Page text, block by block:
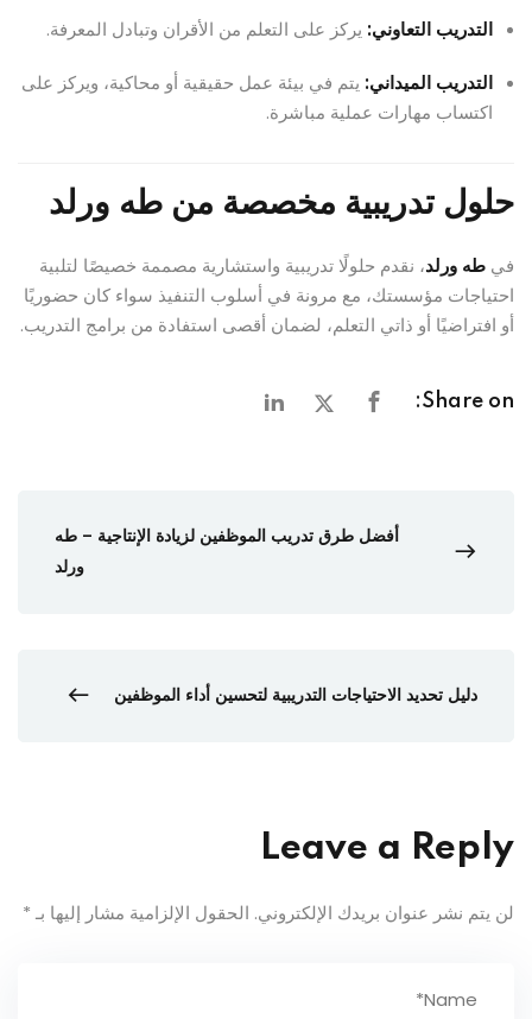
التدريب التعاوني: يركز على التعلم من الأقران وتبادل المعرفة.
التدريب الميداني: يتم في بيئة عمل حقيقية أو محاكية، ويركز على
اكتساب مهارات عملية مباشرة.
حلول تدريبية مخصصة من طه ورلد
في طه ورلد، نقدم حلولًا تدريبية واستشارية مصممة خصيصًا لتلبية
احتياجات مؤسستك، مع مرونة في أسلوب التنفيذ سواء كان حضوريًا
أو افتراضيًا أو ذاتي التعلم، لضمان أقصى استفادة من برامج التدريب.
Share on:
أفضل طرق تدريب الموظفين لزيادة الإنتاجية – طه
ورلد
دليل تحديد الاحتياجات التدريبية لتحسين أداء الموظفين
Leave a Reply
لن يتم نشر عنوان بريدك الإلكتروني. الحقول الإلزامية مشار إليها بـ *